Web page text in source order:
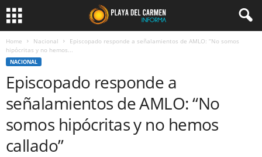
Home Nacional
Episcopado responde a señalamientos de AMLO: “No somos
hipócritas y no hemos...
NACIONAL
Episcopado responde a
señalamientos de AMLO: “No
somos hipócritas y no hemos
callado”